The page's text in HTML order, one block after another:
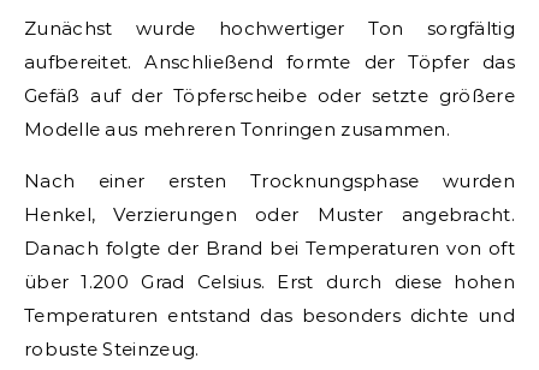
Zunächst wurde hochwertiger Ton sorgfältig
aufbereitet. Anschließend formte der Töpfer das
Gefäß auf der Töpferscheibe oder setzte größere
Modelle aus mehreren Tonringen zusammen.
Nach einer ersten Trocknungsphase wurden
Henkel, Verzierungen oder Muster angebracht.
Danach folgte der Brand bei Temperaturen von oft
über 1.200 Grad Celsius. Erst durch diese hohen
Temperaturen entstand das besonders dichte und
robuste Steinzeug.